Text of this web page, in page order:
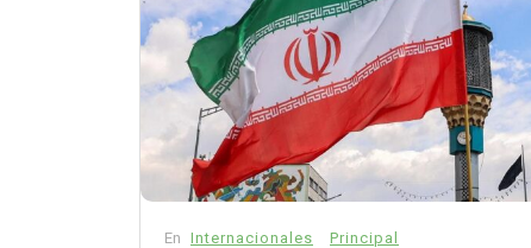
En Internacionales Principal